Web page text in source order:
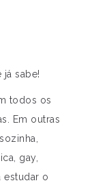
já sabe!
todos os
Em outras
gay,
estudar o